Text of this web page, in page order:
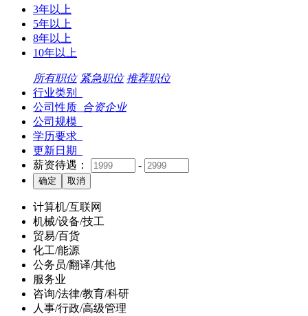
3年以上
5年以上
8年以上
10年以上
所有职位 紧急职位 推荐职位
行业类别
公司性质 合资企业
公司规模
学历要求
更新日期
薪资待遇：
-
计算机/互联网
机械/设备/技工
贸易/百货
化工/能源
公务员/翻译/其他
服务业
咨询/法律/教育/科研
人事/行政/高级管理